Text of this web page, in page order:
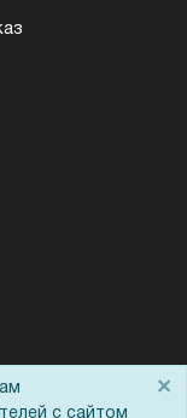
с сайтом
×